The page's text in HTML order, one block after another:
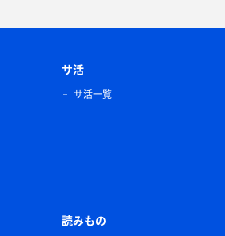
サ活
サ活一覧
読みもの